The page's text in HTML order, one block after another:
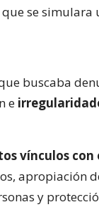
se
buscaba
e
vínculos
apropiación
y